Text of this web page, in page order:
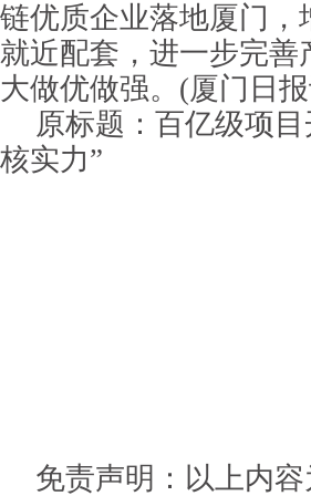
链优质企业落地厦门
就近配套，进一步完
大做优做强。(厦门日
原标题：百亿级项
核实力”
免责声明：以上内